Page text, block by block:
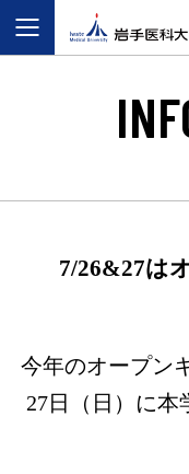
7/26&27は
今年のオープン
27日（日）に本